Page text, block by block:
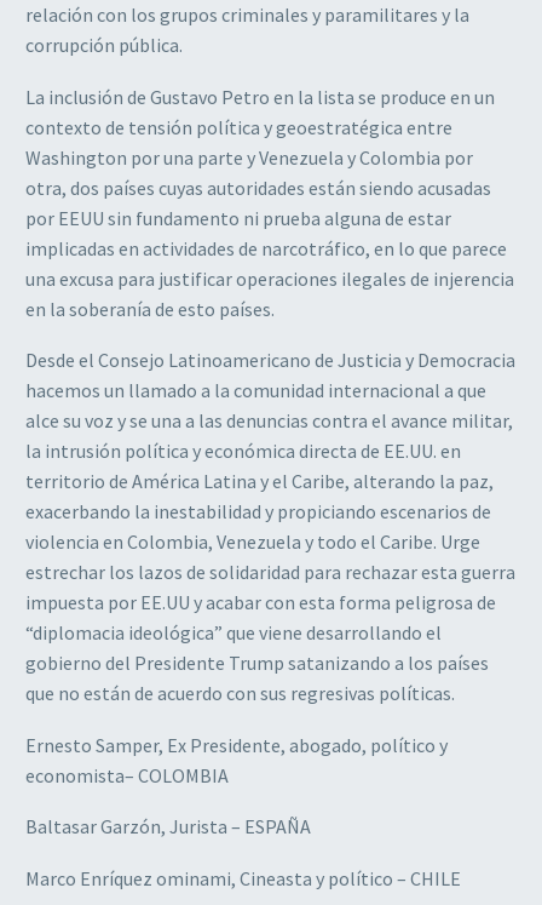
relación con los grupos criminales y paramilitares y la
corrupción pública.
La inclusión de Gustavo Petro en la lista se produce en un
contexto de tensión política y geoestratégica entre
Washington por una parte y Venezuela y Colombia por
otra, dos países cuyas autoridades están siendo acusadas
por EEUU sin fundamento ni prueba alguna de estar
implicadas en actividades de narcotráfico, en lo que parece
una excusa para justificar operaciones ilegales de injerencia
en la soberanía de esto países.
Desde el Consejo Latinoamericano de Justicia y Democracia
hacemos un llamado a la comunidad internacional a que
alce su voz y se una a las denuncias contra el avance militar,
la intrusión política y económica directa de EE.UU. en
territorio de América Latina y el Caribe, alterando la paz,
exacerbando la inestabilidad y propiciando escenarios de
violencia en Colombia, Venezuela y todo el Caribe. Urge
estrechar los lazos de solidaridad para rechazar esta guerra
impuesta por EE.UU y acabar con esta forma peligrosa de
“diplomacia ideológica” que viene desarrollando el
gobierno del Presidente Trump satanizando a los países
que no están de acuerdo con sus regresivas políticas.
Ernesto Samper, Ex Presidente, abogado, político y
economista– COLOMBIA
Baltasar Garzón, Jurista – ESPAÑA
Marco Enríquez ominami, Cineasta y político – CHILE